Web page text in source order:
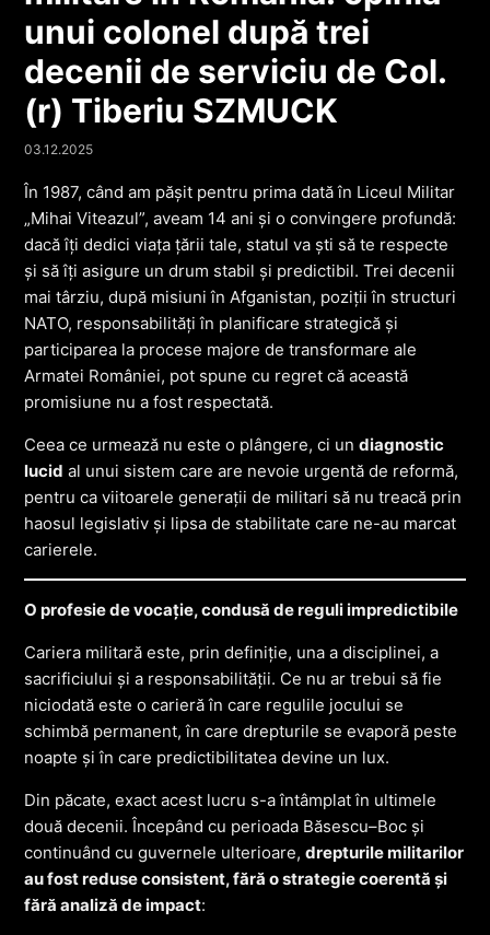
unui colonel după trei
decenii de serviciu de Col.
(r) Tiberiu SZMUCK
03.12.2025
În 1987, când am pășit pentru prima dată în Liceul Militar
„Mihai Viteazul”, aveam 14 ani și o convingere profundă:
dacă îți dedici viața țării tale, statul va ști să te respecte
și să îți asigure un drum stabil și predictibil. Trei decenii
mai târziu, după misiuni în Afganistan, poziții în structuri
NATO, responsabilități în planificare strategică și
participarea la procese majore de transformare ale
Armatei României, pot spune cu regret că această
promisiune nu a fost respectată.
Ceea ce urmează nu este o plângere, ci undiagnostic
lucid al unui sistem care are nevoie urgentă de reformă,
pentru ca viitoarele generații de militari să nu treacă prin
haosul legislativ și lipsa de stabilitate care ne-au marcat
carierele.
O profesie de vocație, condusă de reguli impredictibile
Cariera militară este, prin definiție, una a disciplinei, a
sacrificiului și a responsabilității. Ce nu ar trebui să fie
niciodată este o carieră în care regulile jocului se
schimbă permanent, în care drepturile se evaporă peste
noapte și în care predictibilitatea devine un lux.
Din păcate, exact acest lucru s-a întâmplat în ultimele
două decenii. Începând cu perioada Băsescu–Boc și
continuând cu guvernele ulterioare,drepturile militarilor
au fost reduse consistent, fără o strategie coerentă și
fără analiză de impact: